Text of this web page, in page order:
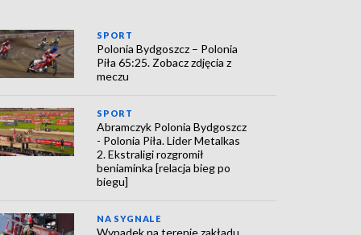
SPORT
Polonia Bydgoszcz – Polonia
Piła 65:25. Zobacz zdjęcia z
meczu
SPORT
Abramczyk Polonia Bydgoszcz
- Polonia Piła. Lider Metalkas
2. Ekstraligi rozgromił
beniaminka [relacja bieg po
biegu]
NA SYGNALE
Wypadek na terenie zakładu